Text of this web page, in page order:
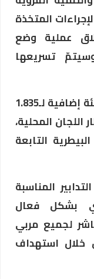
المتخذة
عملية وضع
تسريعها
ولهذا الغرض، قال الوزير إنه تم تعبئة إضافية لـ1.835
إطار اللجان المحلية،
التابعة
المناسبة
بشكل فعال
لجميع مربي
خلال استهداف